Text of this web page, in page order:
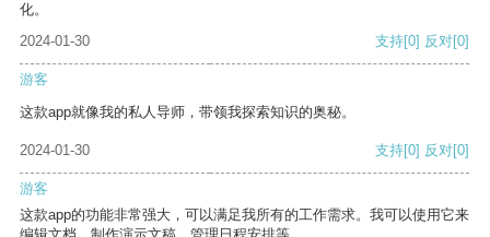
化。
2024-01-30
支持[0] 反对[0]
游客
这款app就像我的私人导师，带领我探索知识的奥秘。
2024-01-30 支持[0] 反对[0]
游客
这款app的功能非常强大，可以满足我所有的工作需求。我可以使用它来